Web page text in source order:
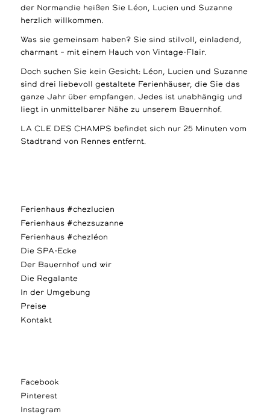
der Normandie heißen Sie Léon, Lucien und Suzanne
herzlich willkommen.
Was sie gemeinsam haben? Sie sind stilvoll, einladend,
charmant – mit einem Hauch von Vintage-Flair.
Doch suchen Sie kein Gesicht: Léon, Lucien und Suzanne
sind drei liebevoll gestaltete Ferienhäuser, die Sie das
ganze Jahr über empfangen. Jedes ist unabhängig und
liegt in unmittelbarer Nähe zu unserem Bauernhof.
LA CLE DES CHAMPS befindet sich nur 25 Minuten vom
Stadtrand von Rennes entfernt.
Ferienhaus #chezlucien
Ferienhaus #chezsuzanne
Ferienhaus #chezléon
Die SPA-Ecke
Der Bauernhof und wir
Die Regalante
In der Umgebung
Preise
Kontakt
Facebook
Pinterest
Instagram